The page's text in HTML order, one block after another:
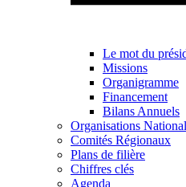
Le mot du
Missions
Organigramme
Financement
Bilans Annuels
Organisations
Comités Régionaux
Plans de filière
Chiffres clés
Agenda